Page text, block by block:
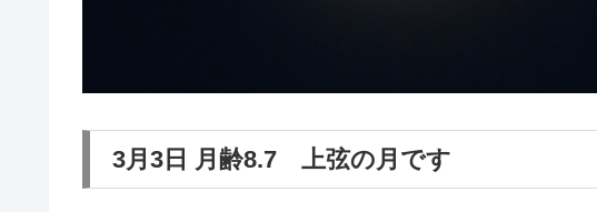
3月3日 月齢8.7 上弦の月です